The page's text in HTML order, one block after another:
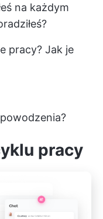
na każdym
pracy? Jak je
pracy